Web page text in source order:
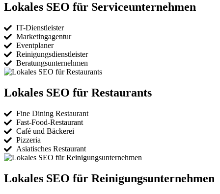
Lokales SEO für Serviceunternehmen
IT-Dienstleister
Marketingagentur
Eventplaner
Reinigungsdienstleister
Beratungsunternehmen
Lokales SEO für Restaurants
Fine Dining Restaurant
Fast-Food-Restaurant
Café und Bäckerei
Pizzeria
Asiatisches Restaurant
Lokales SEO für Reinigungsunternehmen